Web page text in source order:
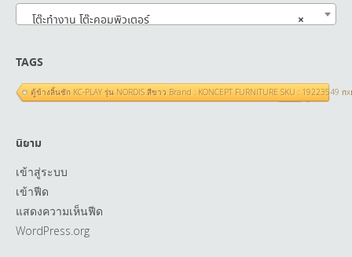
×
โต๊ะทำงาน โต๊ะคอมพิวเตอร์
TAGS
ตู้ข้างลิ้นชัก KC-PLAY รุ่น NORDIS สีขาว Brand : KONCEPT FURNITURE SKU : 19223549 ก
นิยาม
เข้าสู่ระบบ
เข้าฟีด
แสดงความเห็นฟีด
WordPress.org